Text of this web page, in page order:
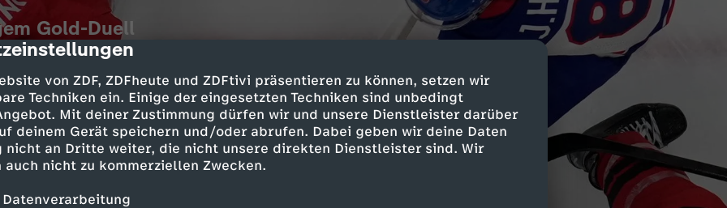
von ZDF, ZDFheute und ZDFtivi präsentieren zu können, setzen wir
Techniken ein. Einige der eingesetzten Techniken sind unbedingt
Mit deiner Zustimmung dürfen wir und unsere Dienstleister darüber
deinem Gerät speichern und/oder abrufen. Dabei geben wir deine Daten
nicht an Dritte weiter, die nicht unsere direkten Dienstleister sind. Wir
nicht zu kommerziellen Zwecken.
Gold-Duell
ZDF
die USA gegen Kanada früh in
nicht nutzen, schafft dann aber
Overtime.